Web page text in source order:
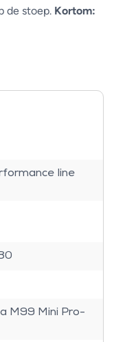
de stoep. Kortom:
line
M99 Mini Pro-